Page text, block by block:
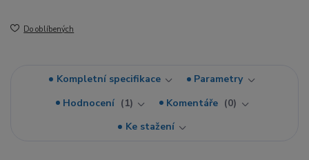
Do oblíbených
Kompletní specifikace
Parametry
Hodnocení
1 Komentáře
0
Ke stažení